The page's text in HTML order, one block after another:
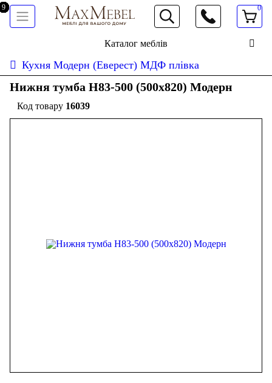
066 472 19 61
0
Каталог меблів
Кухня Модерн (Еверест) МДФ плівка
Нижня тумба Н83-500 (500x820) Модерн
16039